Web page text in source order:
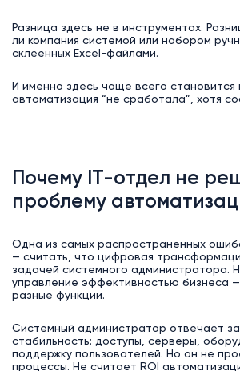
Разница здесь не в инструментах.
ли компания системой или набором
склеенных Excel-файлами.
И именно здесь чаще всего становится
автоматизация “не сработала”, хотя
Почему IT-отдел не
проблему
Одна из самых распространенных
— считать, что цифровая
задачей системного администратора.
управление эффективностью бизнеса
разные функции.
Системный администратор отвечает
стабильность: доступы, серверы,
поддержку пользователей. Но он не
процессы. Не считает ROI